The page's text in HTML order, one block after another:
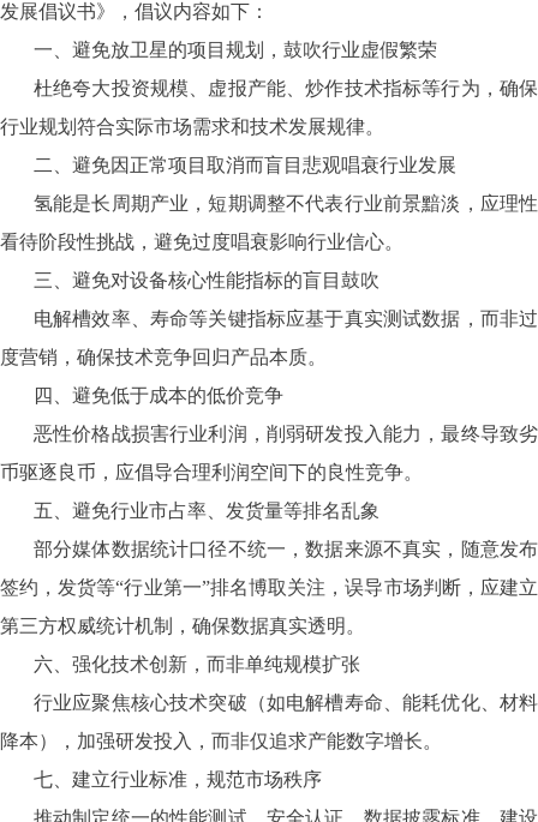
发展倡议书》，倡议内容如下：
一、避免放卫星的项目规划，鼓吹行业虚假繁荣
杜绝夸大投资规模、虚报产能、炒作技术指标等行为，确保
行业规划符合实际市场需求和技术发展规律。
二、避免因正常项目取消而盲目悲观唱衰行业发展
氢能是长周期产业，短期调整不代表行业前景黯淡，应理性
看待阶段性挑战，避免过度唱衰影响行业信心。
三、避免对设备核心性能指标的盲目鼓吹
电解槽效率、寿命等关键指标应基于真实测试数据，而非过
度营销，确保技术竞争回归产品本质。
四、避免低于成本的低价竞争
恶性价格战损害行业利润，削弱研发投入能力，最终导致劣
币驱逐良币，应倡导合理利润空间下的良性竞争。
五、避免行业市占率、发货量等排名乱象
部分媒体数据统计口径不统一，数据来源不真实，随意发布
签约，发货等“行业第一”排名博取关注，误导市场判断，应建立
第三方权威统计机制，确保数据真实透明。
六、强化技术创新，而非单纯规模扩张
行业应聚焦核心技术突破（如电解槽寿命、能耗优化、材料
降本），加强研发投入，而非仅追求产能数字增长。
七、建立行业标准，规范市场秩序
推动制定统一的性能测试、安全认证、数据披露标准，建设